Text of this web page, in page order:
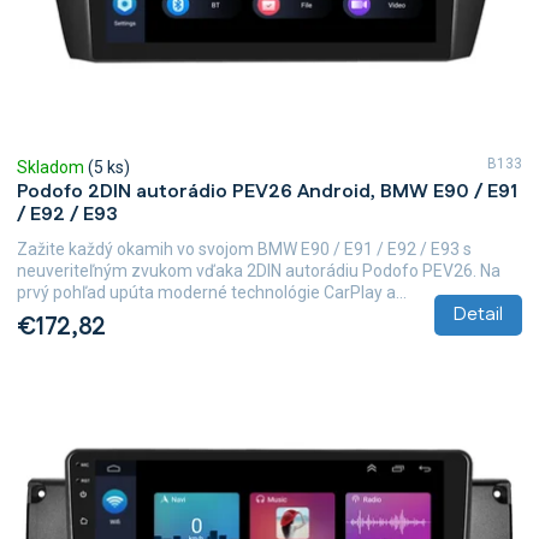
Podofo 2DIN autorádio PEV26 Android, BMW E90 / E91
/ E92 / E93
Skladom (5 ks)
€172,82 Detail
Zažite každý okamih vo svojom BMW E90 / E91 / E92 / E93 s
neuveriteľným zvukom vďaka 2DIN autorádiu Podofo PEV26. Na
prvý pohľad upúta moderné technológie CarPlay a...
B133